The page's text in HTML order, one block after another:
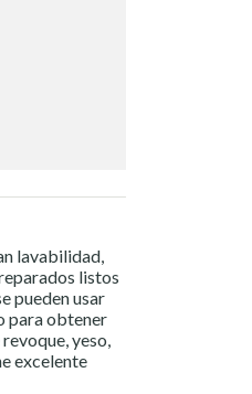
lavabilidad,
listos
pueden usar
para obtener
yeso,
excelente